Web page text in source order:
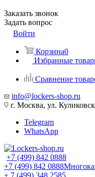
Заказать звонок
Задать вопрос
Войти
Корзина0
Избранные
Сравнение
info@lockers-shop.ru
г. Москва, ул.
Telegram
WhatsApp
+7 (499) 842 0888
+7 (499) 842 0888
+ 7 (499) 348 2585